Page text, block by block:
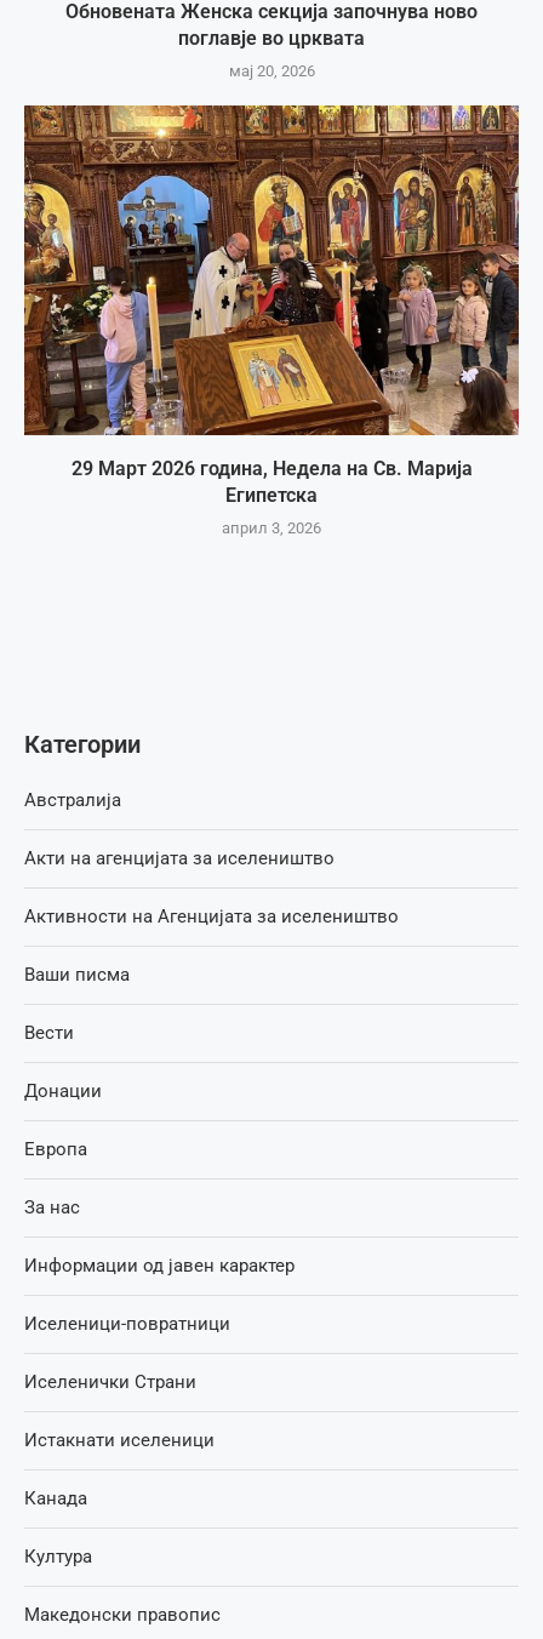
Обновената Женска секција започнува ново
поглавје во црквата
мај 20, 2026
29 Март 2026 година, Недела на Св. Марија
Египетска
април 3, 2026
Категории
Австралија
Акти на агенцијата за иселеништво
Активности на Агенцијата за иселеништво
Ваши писма
Вести
Донации
Европа
За нас
Информации од јавен карактер
Иселеници-повратници
Иселенички Страни
Истакнати иселеници
Канада
Култура
Македонски правопис